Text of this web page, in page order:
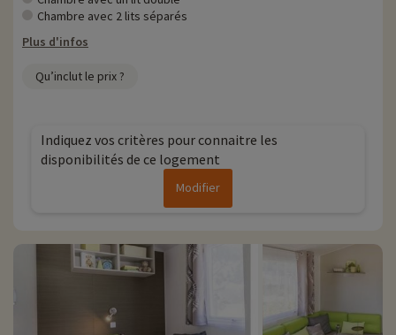
Chambre avec 2 lits séparés
Plus d'infos
Qu’inclut le prix ?
Indiquez vos critères pour connaitre les
disponibilités de ce logement
Modifier